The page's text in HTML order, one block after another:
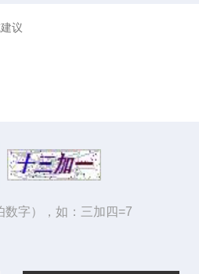
字），如：三加四=7